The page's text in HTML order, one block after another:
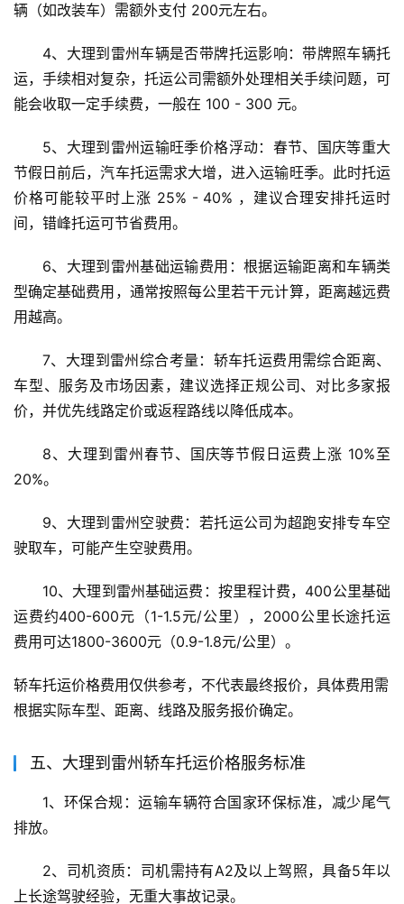
辆（如改装车）需额外支付 200元左右。
4、大理到雷州车辆是否带牌托运影响：带牌照车辆托
运，手续相对复杂，托运公司需额外处理相关手续问题，可
能会收取一定手续费，一般在 100 - 300 元。
5、大理到雷州运输旺季价格浮动：春节、国庆等重大
节假日前后，汽车托运需求大增，进入运输旺季。此时托运
价格可能较平时上涨 25% - 40% ，建议合理安排托运时
间，错峰托运可节省费用。
6、大理到雷州基础运输费用：根据运输距离和车辆类
型确定基础费用，通常按照每公里若干元计算，距离越远费
用越高。
7、大理到雷州综合考量：轿车托运费用需综合距离、
车型、服务及市场因素，建议选择正规公司、对比多家报
价，并优先线路定价或返程路线以降低成本。
8、大理到雷州春节、国庆等节假日运费上涨 10%至
20%。
9、大理到雷州空驶费：若托运公司为超跑安排专车空
驶取车，可能产生空驶费用。
10、大理到雷州基础运费：按里程计费，400公里基础
运费约400-600元（1-1.5元/公里），2000公里长途托运
费用可达1800-3600元（0.9-1.8元/公里）。
轿车托运价格费用仅供参考，不代表最终报价，具体费用需
根据实际车型、距离、线路及服务报价确定。
五、大理到雷州轿车托运价格服务标准
1、环保合规：运输车辆符合国家环保标准，减少尾气
排放。
2、司机资质：司机需持有A2及以上驾照，具备5年以
上长途驾驶经验，无重大事故记录。